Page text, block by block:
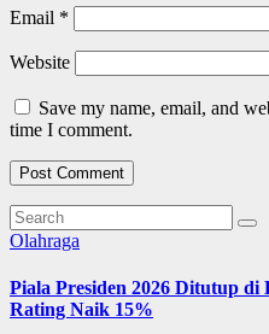
Email *
Website
Save my name, email, and
time I comment.
Olahraga
Piala Presiden 2026 Ditutup di
Rating Naik 15%